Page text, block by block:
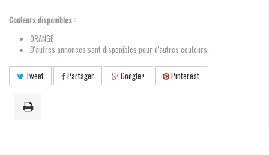
Couleurs disponibles :
ORANGE
D'autres annonces sont disponibles pour d'autres couleurs.
Tweet Partager Google+ Pinterest